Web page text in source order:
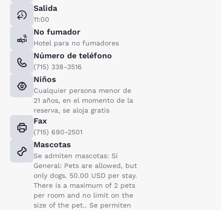
Salida
11:00
No fumador
Hotel para no fumadores
Número de teléfono
(715) 338-3516
Niños
Cualquier persona menor de
21 años, en el momento de la
reserva, se aloja gratis
Fax
(715) 690-2501
Mascotas
Se admiten mascotas: Sí
General: Pets are allowed, but
only dogs. 50.00 USD per stay.
There is a maximum of 2 pets
per room and no limit on the
size of the pet.. Se permiten